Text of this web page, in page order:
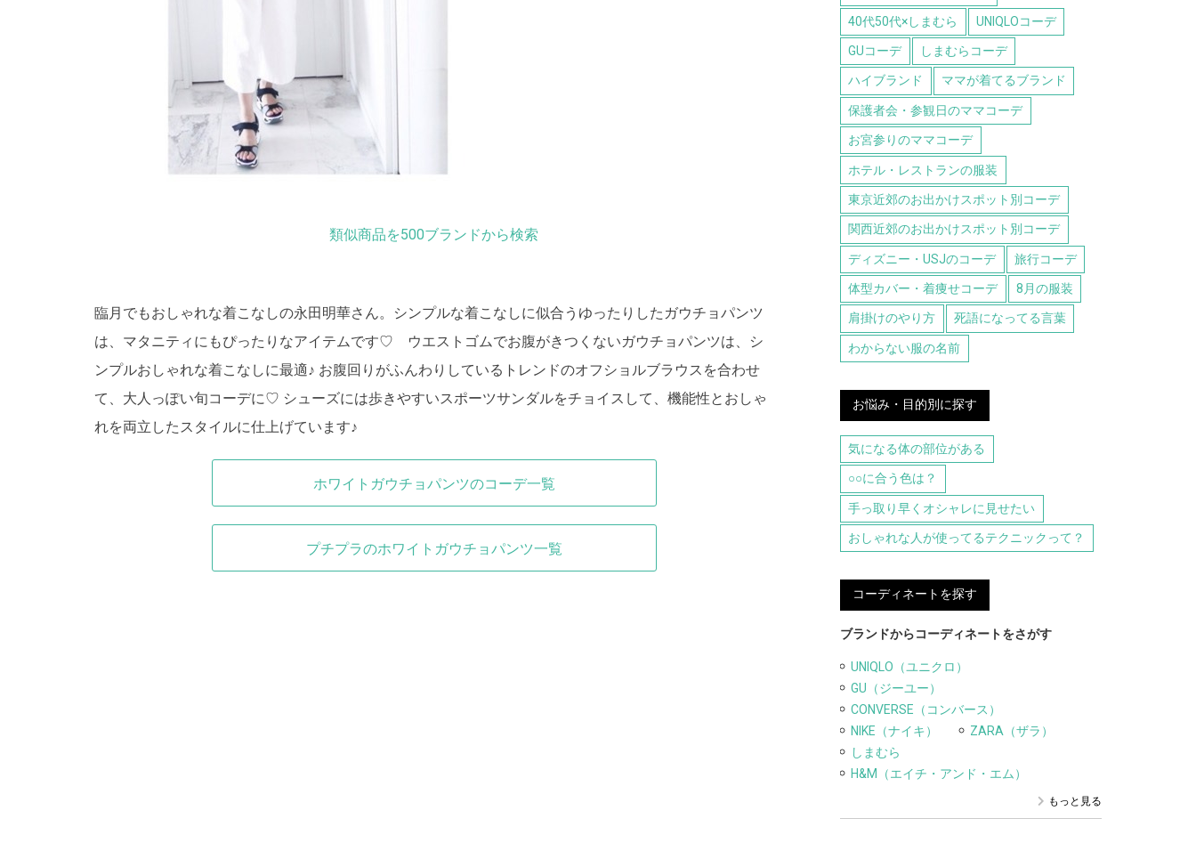
類似商品を500ブランドから検索
臨月でもおしゃれな着こなしの永田明華さん。シンプルな着こなしに似合うゆったりしたガウチョパンツ
は、マタニティにもぴったりなアイテムです♡ ウエストゴムでお腹がきつくないガウチョパンツは、シ
ンプルおしゃれな着こなしに最適♪ お腹回りがふんわりしているトレンドのオフショルブラウスを合わせ
て、大人っぽい旬コーデに♡ シューズには歩きやすいスポーツサンダルをチョイスして、機能性とおしゃ
れを両立したスタイルに仕上げています♪
ホワイトガウチョパンツのコーデ一覧
プチプラのホワイトガウチョパンツ一覧
40代50代×しまむら UNIQLOコーデ
GUコーデ しまむらコーデ
ハイブランド ママが着てるブランド
保護者会・参観日のママコーデ
お宮参りのママコーデ
ホテル・レストランの服装
東京近郊のお出かけスポット別コーデ
関西近郊のお出かけスポット別コーデ
ディズニー・USJのコーデ 旅行コーデ
体型カバー・着痩せコーデ 8月の服装
肩掛けのやり方 死語になってる言葉
わからない服の名前
お悩み・目的別に探す
気になる体の部位がある
○○に合う色は？
手っ取り早くオシャレに見せたい
おしゃれな人が使ってるテクニックって？
コーディネートを探す
ブランドからコーディネートをさがす
UNIQLO（ユニクロ）
GU（ジーユー）
CONVERSE（コンバース）
NIKE（ナイキ）
ZARA（ザラ）
しまむら
H&M（エイチ・アンド・エム）
もっと見る